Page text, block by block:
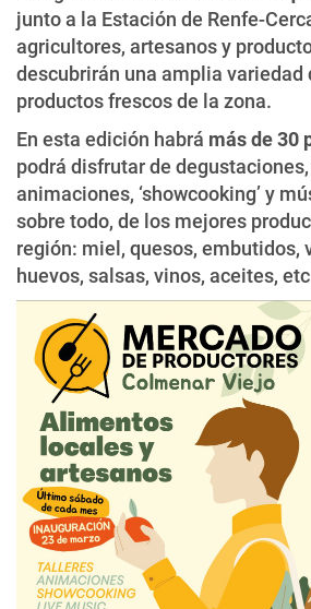
junto a la Estación de Renfe-
agricultores, artesanos y
descubrirán una amplia variedad
productos frescos de la zona.
En esta edición habrá más de30
podrá disfrutar de
animaciones, ‘showcooking’ y
sobre todo, de los mejores
región: miel, quesos, embutidos,
huevos, salsas, vinos, aceites,